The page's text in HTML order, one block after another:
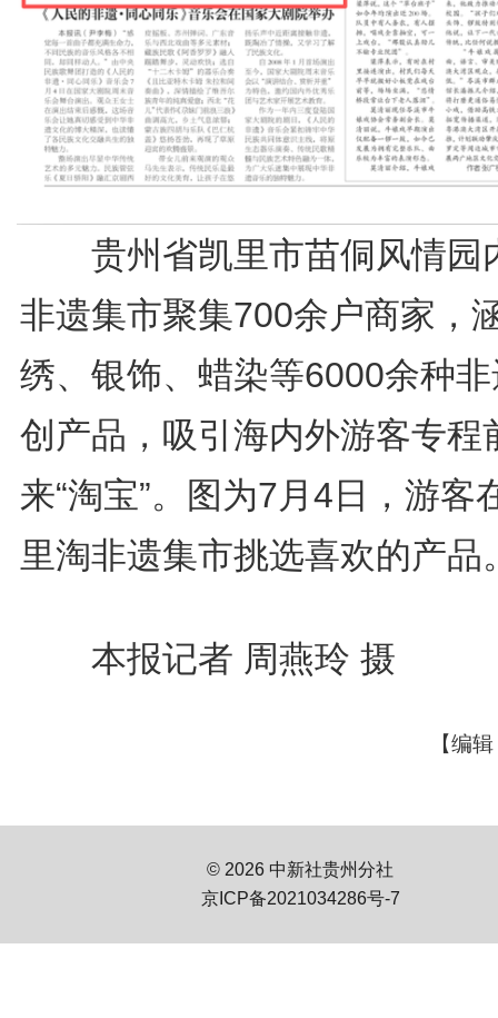
贵州省凯里市苗侗风情园
非遗集市聚集700余户商家，
绣、银饰、蜡染等6000余种
创产品，吸引海内外游客专程
来“淘宝”。图为7月4日，游客
里淘非遗集市挑选喜欢的产品
本报记者 周燕玲 摄
【编
© 2026 中新社贵州分社
京ICP备2021034286号-7